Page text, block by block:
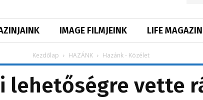
IMAGE FILMJEINK LIFE MAGAZIN
Kezdőlap HAZÁNK Hazánk - Közélet
lehetőségre vette